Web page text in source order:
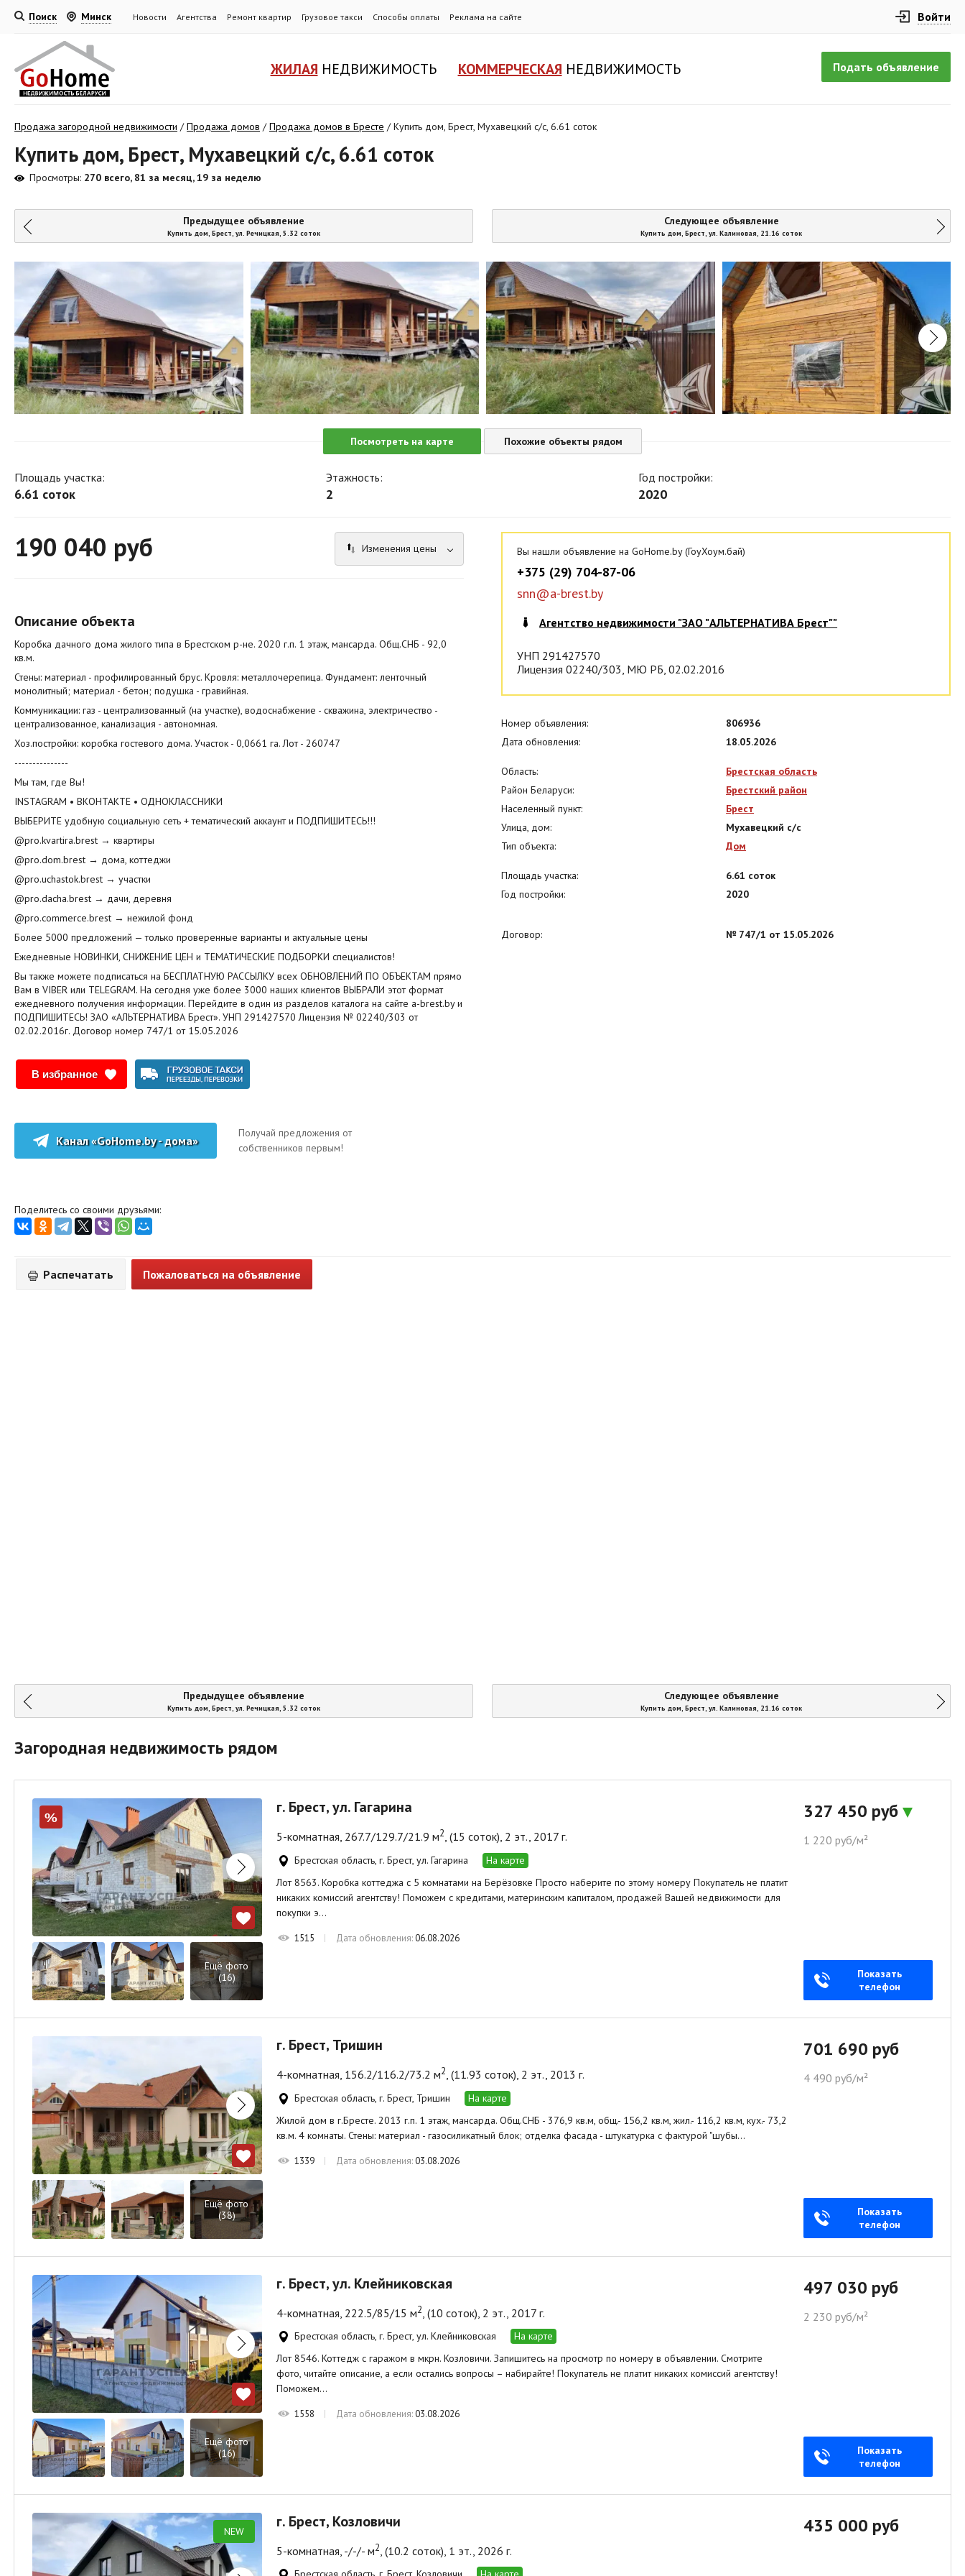
Поиск Минск Новости Агентства Ремонт квартир Грузовое такси Способы оплаты Реклама на сайте Войти
Подать объявление
ЖИЛАЯ НЕДВИЖИМОСТЬ КОММЕРЧЕСКАЯ НЕДВИЖИМОСТЬ
Продажа загородной недвижимости /Продажа домов /Продажа домов в Бресте /Купить дом, Брест, Мухавецкий с/с, 6.61 соток
Купить дом, Брест, Мухавецкий с/с, 6.61 соток
Просмотры: 270 всего, 81 за месяц, 19 за неделю
Предыдущее объявление
Купить дом, Брест, ул. Речицкая, 5.32 соток
Следующее объявление
Купить дом, Брест, ул. Калиновая, 21.16 соток
Посмотреть на карте Похожие объекты рядом
Площадь участка:
6.61 соток
Этажность:
2
Год постройки:
2020
190 040 руб Изменения цены
Описание объекта
Коробка дачного дома жилого типа в Брестском р-не. 2020 г.п. 1 этаж, мансарда. Общ.СНБ - 92,0
кв.м.
Стены: материал - профилированный брус. Кровля: металлочерепица. Фундамент: ленточный
монолитный; материал - бетон; подушка - гравийная.
Коммуникации: газ - централизованный (на участке), водоснабжение - скважина, электричество -
централизованное, канализация - автономная.
Хоз.постройки: коробка гостевого дома. Участок - 0,0661 га. Лот - 260747
---------------
Мы там, где Вы!
INSTAGRAM • ВКОНТАКТЕ • ОДНОКЛАССНИКИ
ВЫБЕРИТЕ удобную социальную сеть + тематический аккаунт и ПОДПИШИТЕСЬ!!!
@pro.kvartira.brest → квартиры
@pro.dom.brest → дома, коттеджи
@pro.uchastok.brest → участки
@pro.dacha.brest → дачи, деревня
@pro.commerce.brest → нежилой фонд
Более 5000 предложений — только проверенные варианты и актуальные цены
Ежедневные НОВИНКИ, СНИЖЕНИЕ ЦЕН и ТЕМАТИЧЕСКИЕ ПОДБОРКИ специалистов!
Вы также можете подписаться на БЕСПЛАТНУЮ РАССЫЛКУ всех ОБНОВЛЕНИЙ ПО ОБЪЕКТАМ прямо
Вам в VIBER или TELEGRAM. На сегодня уже более 3000 наших клиентов ВЫБРАЛИ этот формат
ежедневного получения информации. Перейдите в один из разделов каталога на сайте a-brest.by и
ПОДПИШИТЕСЬ! ЗАО «АЛЬТЕРНАТИВА Брест». УНП 291427570 Лицензия № 02240/303 от
02.02.2016г. Договор номер 747/1 от 15.05.2026
В избранное
Канал «GoHome.by - дома»
Получай предложения от
собственников первым!
Вы нашли объявление на GoHome.by (ГоуХоум.бай)
+375 (29) 704-87-06
snn@a-brest.by
Агентство недвижимости "ЗАО "АЛЬТЕРНАТИВА Брест""
УНП 291427570
Лицензия 02240/303, МЮ РБ, 02.02.2016
Номер объявления:
806936
Дата обновления:
18.05.2026
Область:
Брестская область
Район Беларуси:
Брестский район
Населенный пункт:
Брест
Улица, дом:
Мухавецкий с/с
Тип объекта:
Дом
Площадь участка:
6.61 соток
Год постройки:
2020
Договор: № 747/1 от 15.05.2026
Поделитесь со своими друзьями:
Распечатать Пожаловаться на объявление
Предыдущее объявление
Купить дом, Брест, ул. Речицкая, 5.32 соток
Следующее объявление
Купить дом, Брест, ул. Калиновая, 21.16 соток
Загородная недвижимость рядом
%
Ещё фото
(16)
г. Брест, ул. Гагарина
5-комнатная, 267.7/129.7/21.9 м2, (15 соток), 2 эт., 2017 г.
Брестская область, г. Брест, ул. Гагарина
На карте
Лот 8563. Коробка коттеджа с 5 комнатами на Берёзовке Просто наберите по этому номеру Покупатель не платит
никаких комиссий агентству! Поможем с кредитами, материнским капиталом, продажей Вашей недвижимости для
покупки э…
1515 Дата обновления:06.08.2026
327 450 руб
1 220 руб/м²
Показать
телефон
Ещё фото
(38)
г. Брест, Тришин
4-комнатная, 156.2/116.2/73.2 м2, (11.93 соток), 2 эт., 2013 г.
Брестская область, г. Брест, Тришин
На карте
Жилой дом в г.Бресте. 2013 г.п. 1 этаж, мансарда. Общ.СНБ - 376,9 кв.м, общ.- 156,2 кв.м, жил.- 116,2 кв.м, кух.- 73,2
кв.м. 4 комнаты. Стены: материал - газосиликатный блок; отделка фасада - штукатурка с фактурой "шубы…
1339 Дата обновления:03.08.2026
701 690 руб
4 490 руб/м²
Показать
телефон
Ещё фото
(16)
г. Брест, ул. Клейниковская
4-комнатная, 222.5/85/15 м2 , (10 соток), 2 эт., 2017 г.
Брестская область, г. Брест, ул. Клейниковская
На карте
Лот 8546. Коттедж с гаражом в мкрн. Козловичи. Запишитесь на просмотр по номеру в объявлении. Смотрите
фото, читайте описание, а если остались вопросы – набирайте! Покупатель не платит никаких комиссий агентству!
Поможем…
1558 Дата обновления:03.08.2026
497 030 руб
2 230 руб/м²
Показать
телефон
NEW
г. Брест, Козловичи
5-комнатная, -/-/- м2 , (10.2 соток), 1 эт., 2026 г.
435 000 руб